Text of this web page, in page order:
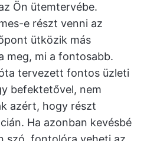
Ön ütemtervébe.
e részt venni az
ütközik más
meg, mi a fontosabb.
tervezett fontos üzleti
befektetővel, nem
azért, hogy részt
Ha azonban kevésbé